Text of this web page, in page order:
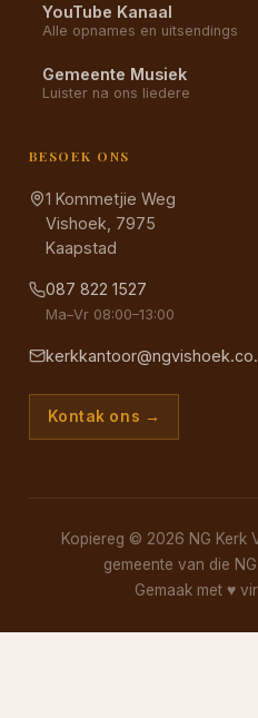
YouTube Kanaal
Alle opnames en uitsendings
Gemeente Musiek
Luister na ons liedere
BESOEK ONS
1 Kommetjie Weg
Vishoek, 7975
Kaapstad
087 822 1527
Ma–Vr 08:00–13:00
Kontak ons →
Kopiereg © 2026 NG Kerk
gemeente van die
Gemaak met ♥